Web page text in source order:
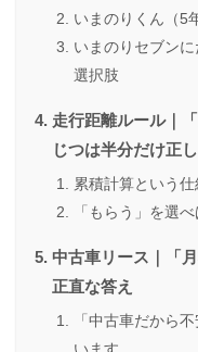
いまのりくん（5
いまのりセブン
選択肢
走行距離ルール｜
じつは半分だけ正
累積計算という
「もらう」を選
中古車リース｜「
正直な答え
「中古車だから